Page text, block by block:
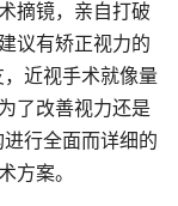
摘镜，亲自打破
议有矫正视力的
近视手术就像量
了改善视力还是
行全面而详细的
方案。